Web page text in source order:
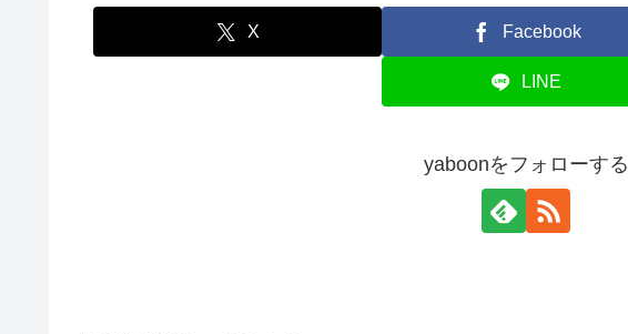
X Facebook
LINE
yaboonをフォローする